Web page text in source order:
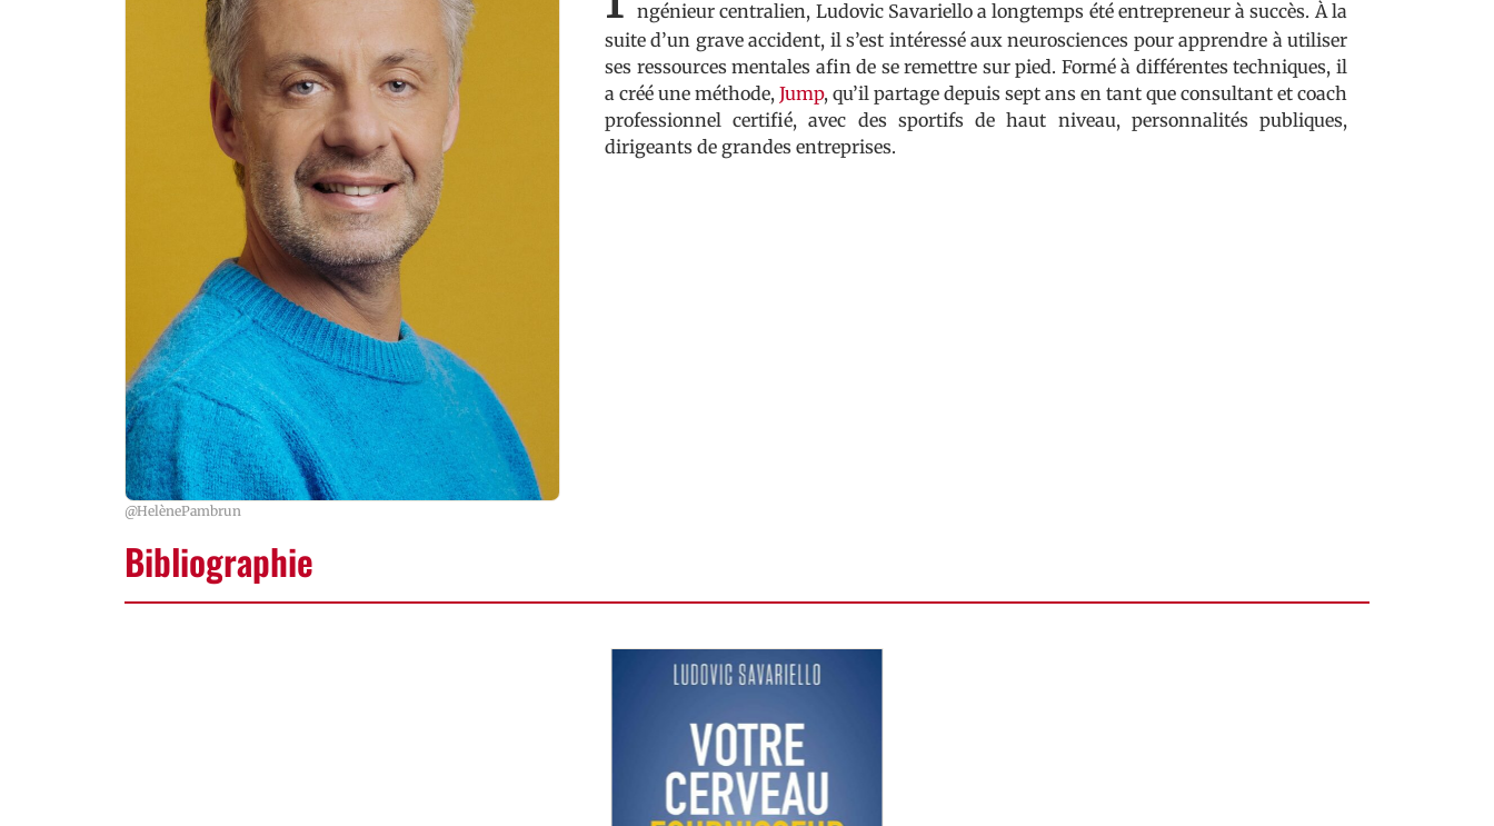
@HelènePambrun
ngénieur centralien, Ludovic Savariello a longtemps été entrepreneur à succès. À la
suite d’un grave accident, il s’est intéressé aux neurosciences pour apprendre à utiliser
ses ressources mentales afin de se remettre sur pied. Formé à différentes techniques, il
a créé une méthode, Jump, qu’il partage depuis sept ans en tant que consultant et coach
professionnel certifié, avec des sportifs de haut niveau, personnalités publiques,
dirigeants de grandes entreprises.
Bibliographie